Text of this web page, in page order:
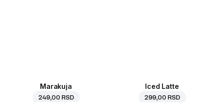
Marakuja
249,00 RSD
Iced Latte
299,00 RSD